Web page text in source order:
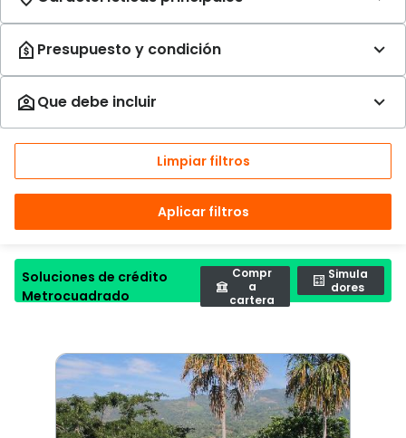
Limpiar filtros
Aplicar filtros
Soluciones de crédito
Metrocuadrado
Compr
a
cartera
Simula
dores